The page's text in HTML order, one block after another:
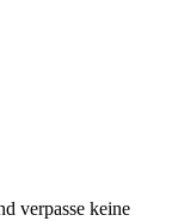
verpasse keine